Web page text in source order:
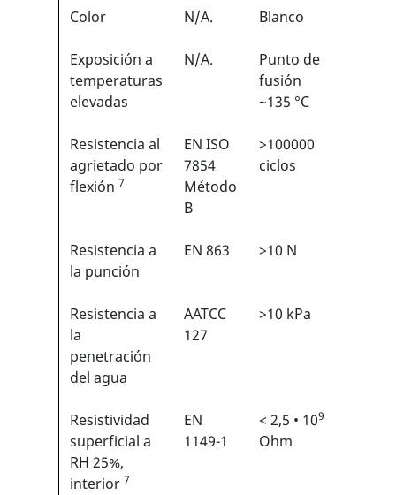
Color N/A. Blanco
Exposición a
temperaturas
elevadas
N/A.
Punto de
fusión
~135 °C
Resistencia al
agrietado por
flexión 7
EN ISO
7854
Método
B
>100000
ciclos
Resistencia a
la punción
EN 863 >10 N
Resistencia a
la
penetración
del agua
AATCC
127
>10 kPa
Resistividad
superficial a
RH 25%,
interior 7
EN
1149-1
< 2,5 • 109
Ohm